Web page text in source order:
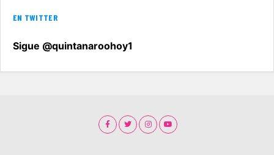
EN TWITTER
Sigue @quintanaroohoy1